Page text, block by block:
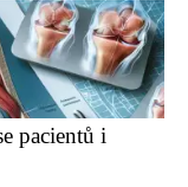
pacientů i